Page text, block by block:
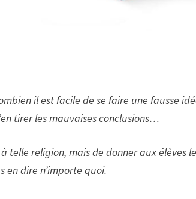
il est facile de se faire une fausse
tirer les mauvaises conclusions…
telle religion, mais de donner aux élèves
dire n’importe quoi.